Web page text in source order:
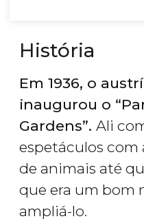
História
Em 1936, o
inaugurou o
Gardens”. Ali
espetáculos com
de animais até
que era um bom
ampliá-lo.